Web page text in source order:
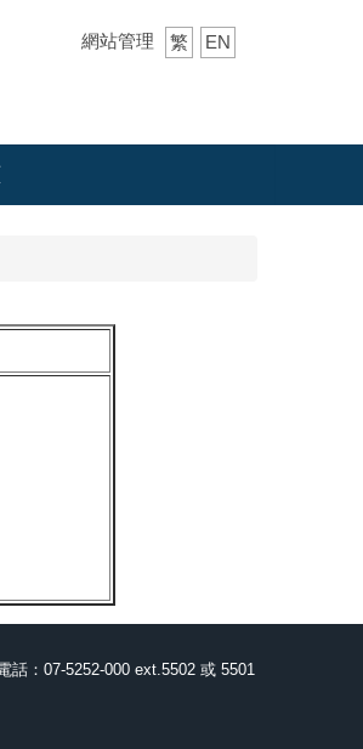
網站管理 繁 EN
話：07-5252-000 ext.5502 或 5501